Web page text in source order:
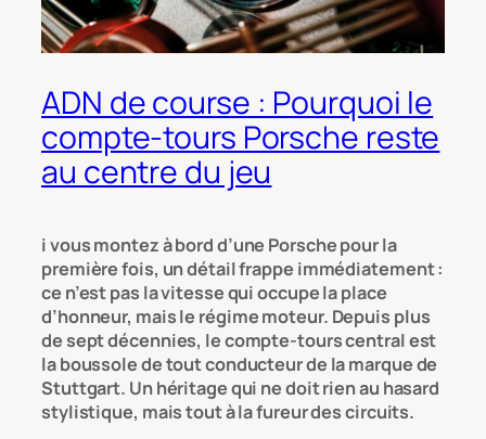
ADN de course : Pourquoi le
compte-tours Porsche reste
au centre du jeu
i vous montez à bord d’une Porsche pour la
première fois, un détail frappe immédiatement :
ce n’est pas la vitesse qui occupe la place
d’honneur, mais le régime moteur. Depuis plus
de sept décennies, le compte-tours central est
la boussole de tout conducteur de la marque de
Stuttgart. Un héritage qui ne doit rien au hasard
stylistique, mais tout à la fureur des circuits.